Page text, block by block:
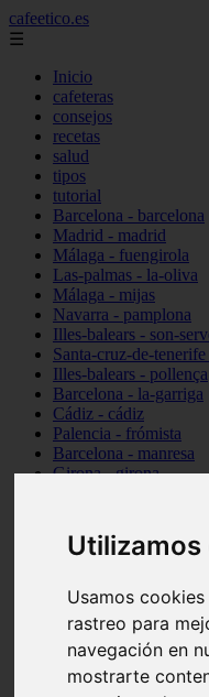
Usamos
rastreo para
navegación en
mostrarte
cafeetico.es
☰
Inicio
cafeteras
consejos
recetas
salud
tipos
tutorial
Barcelona - barcelona
Madrid - madrid
Málaga - fuengirola
Las-palmas - la-oliva
Málaga - mijas
Navarra - pamplona
Illes-balears - son-
Santa-cruz-de-tenerife
Illes-balears - pollença
Barcelona - la-garriga
Cádiz - cádiz
Palencia - frómista
Barcelona - manresa
Girona - girona
Valencia - valencia
Málaga - nerja
A-coruña - santiago-
Tarragona - tarragona
Asturias - gijón
Girona - figueres